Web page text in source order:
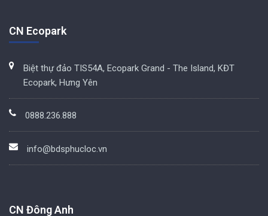
CN Ecopark
Biệt thự đảo TIS54A, Ecopark Grand - The Island, KĐT
Ecopark, Hưng Yên
0888.236.888
info@bdsphucloc.vn
CN Đông Anh